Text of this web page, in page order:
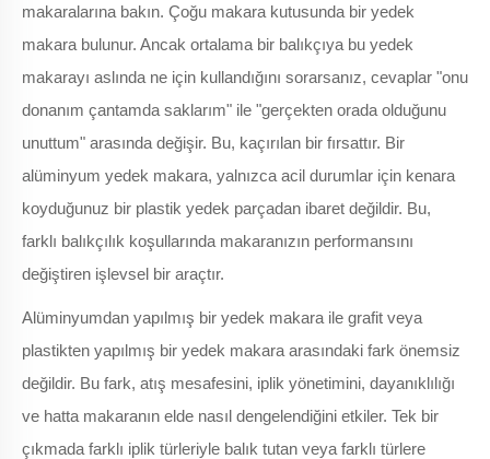
makaralarına bakın. Çoğu makara kutusunda bir yedek
makara bulunur. Ancak ortalama bir balıkçıya bu yedek
makarayı aslında ne için kullandığını sorarsanız, cevaplar "onu
donanım çantamda saklarım" ile "gerçekten orada olduğunu
unuttum" arasında değişir. Bu, kaçırılan bir fırsattır. Bir
alüminyum yedek makara, yalnızca acil durumlar için kenara
koyduğunuz bir plastik yedek parçadan ibaret değildir. Bu,
farklı balıkçılık koşullarında makaranızın performansını
değiştiren işlevsel bir araçtır.
Alüminyumdan yapılmış bir yedek makara ile grafit veya
plastikten yapılmış bir yedek makara arasındaki fark önemsiz
değildir. Bu fark, atış mesafesini, iplik yönetimini, dayanıklılığı
ve hatta makaranın elde nasıl dengelendiğini etkiler. Tek bir
çıkmada farklı iplik türleriyle balık tutan veya farklı türlere